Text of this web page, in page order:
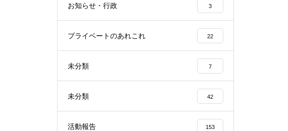
お知らせ・行政 3
プライベートのあれこれ 22
未分類 7
未分類 42
活動報告 153